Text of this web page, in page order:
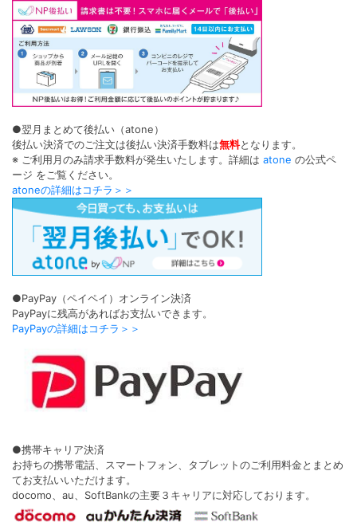
●翌月まとめて後払い（atone）
後払い決済でのご注文は後払い決済手数料は無料となります。
※ ご利用月のみ請求手数料が発生いたします。詳細は atone の公式ペ
ージ をご覧ください。
atoneの詳細はコチラ＞＞
●PayPay（ペイペイ）オンライン決済
PayPayに残高があればお支払いできます。
PayPayの詳細はコチラ＞＞
●携帯キャリア決済
お持ちの携帯電話、スマートフォン、タブレットのご利用料金とまとめ
てお支払いいただけます。
docomo、au、SoftBankの主要３キャリアに対応しております。